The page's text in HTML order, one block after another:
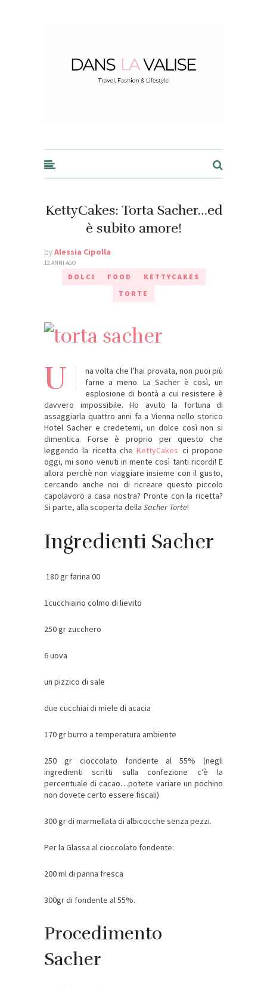
KettyCakes: Torta Sacher…ed
è subito amore!
byAlessia Cipolla
12 ANNI AGO
DOLCI FOOD
KETTYCAKES
TORTE
U
na volta che l’hai provata, non puoi più
farne a meno. La Sacher è così, un
esplosione di bontà a cui resistere è
davvero impossibile. Ho avuto la fortuna di
assaggiarla quattro anni fa a Vienna nello storico
Hotel Sacher e credetemi, un dolce così non si
dimentica. Forse è proprio per questo che
leggendo la ricetta cheKettyCakes ci propone
oggi, mi sono venuti in mente così tanti ricordi! E
allora perchè non viaggiare insieme con il gusto,
cercando anche noi di ricreare questo piccolo
capolavoro a casa nostra? Pronte con la ricetta?
Si parte, alla scoperta della Sacher Torte!
Ingredienti Sacher
180 gr farina 00
1cucchiaino colmo di lievito
250 gr zucchero
6 uova
un pizzico di sale
due cucchiai di miele di acacia
170 gr burro a temperatura ambiente
250 gr cioccolato fondente al 55% (negli
ingredienti scritti sulla confezione c’è la
percentuale di cacao…potete variare un pochino
non dovete certo essere fiscali)
300 gr di marmellata di albicocche senza pezzi.
Per la Glassa al cioccolato fondente:
200 ml di panna fresca
300gr di fondente al 55%.
Procedimento
Sacher